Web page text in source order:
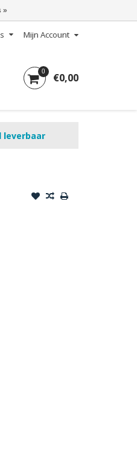
Mijn Account
0 €0,00
leverbaar
»